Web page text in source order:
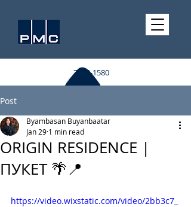
7510-1580
Post
ORIGIN RESIDENCE |
ПУКЕТ 🌴📍
Byambasan Buyanbaatar
Jan 29 1 min read
https://video.wixstatic.com/video/2bb3c7_